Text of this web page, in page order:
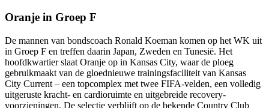
Oranje in Groep F
De mannen van bondscoach Ronald Koeman komen op het WK uit
in Groep F en treffen daarin Japan, Zweden en Tunesië. Het
hoofdkwartier slaat Oranje op in Kansas City, waar de ploeg
gebruikmaakt van de gloednieuwe trainingsfaciliteit van Kansas
City Current – een topcomplex met twee FIFA-velden, een volledig
uitgeruste kracht- en cardioruimte en uitgebreide recovery-
voorzieningen. De selectie verblijft op de bekende Country Club